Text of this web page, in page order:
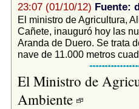
23:07 (01/10/12) Fuente:
El ministro de Agricultura,
Cañete, inauguró hoy las
Aranda de Duero. Se trata
nave de 11.000 metros
El Ministro de
Ambiente